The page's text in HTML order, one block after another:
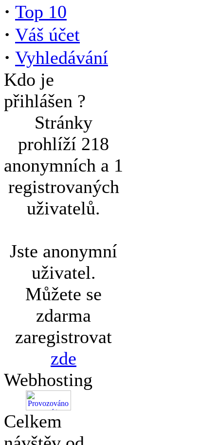
· Top 10
· Váš účet
· Vyhledávání
Kdo je
přihlášen ?
Stránky
prohlíží 218
anonymních a 1
registrovaných
uživatelů.
Jste anonymní
uživatel.
Můžete se
zdarma
zaregistrovat
zde
Webhosting
Celkem